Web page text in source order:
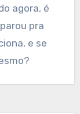
agora, é
pra
e se